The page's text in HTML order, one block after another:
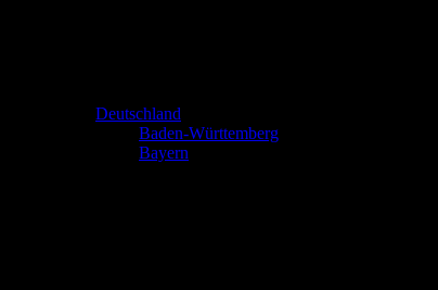
Deutschland
Baden-Württemberg
Bayern